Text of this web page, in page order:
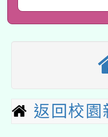
用水績
動」
桃園市
開 智慧
2026年
招甄選
招)
適應運
暨閱讀推
科技賦
返回校園